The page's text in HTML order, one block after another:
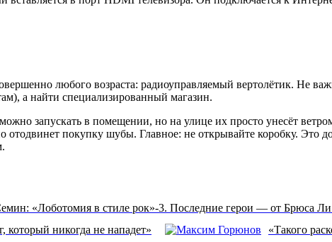
любого возраста: радиоуправляемый вертолётик. Не
а найти специализированный магазин.
запускать в помещении, но на улице их просто унесёт
отодвинет покупку шубы. Главное: не открывайте коробку. Это
«Лоботомия в стиле рок»-3. Последние герои — от Брюса
который никогда не нападет»
«Такого